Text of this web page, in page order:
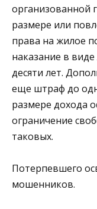
организованной
размере или
права на жилое
наказание в
десяти лет.
еще штраф до
размере дохода
ограничение
таковых.
Потерпевшего
мошенников.